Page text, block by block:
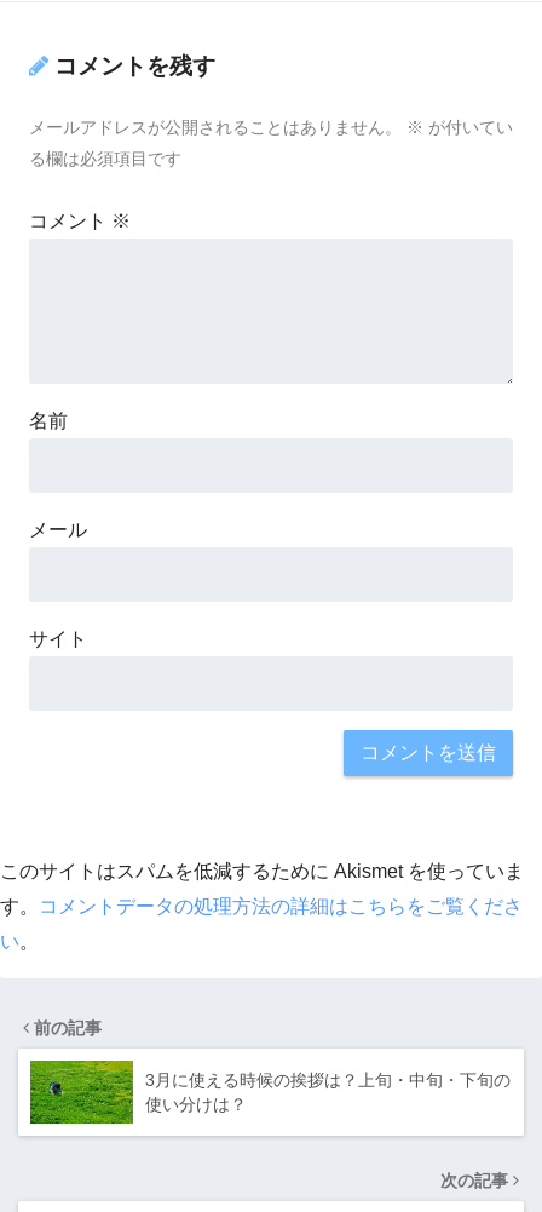
コメントを残す
メールアドレスが公開されることはありません。 ※ が付いてい
る欄は必須項目です
コメント ※
名前
メール
サイト
このサイトはスパムを低減するために Akismet を使っていま
す。
コメントデータの処理方法の詳細はこちらをご覧くださ
い。
前の記事
3月に使える時候の挨拶は？上旬・中旬・下旬の
使い分けは？
次の記事